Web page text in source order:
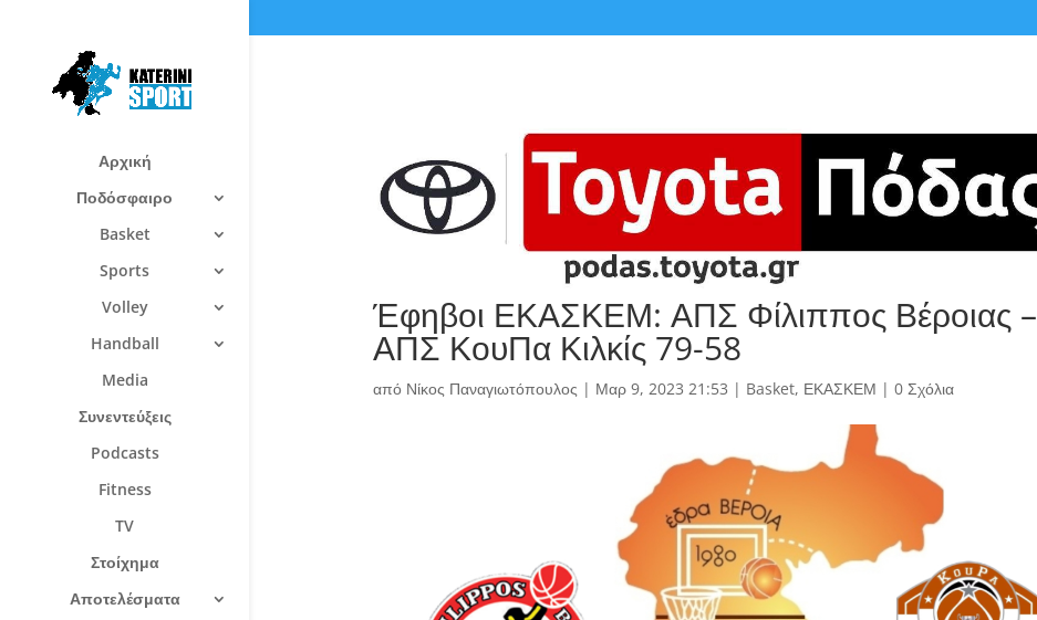
Αρχική
Ποδόσφαιρο
Basket
Sports
Volley
Handball
Media
Συνεντεύξεις
Podcasts
Fitness
TV
Στοίχημα
Αποτελέσματα
Έφηβοι ΕΚΑΣΚΕΜ: ΑΠΣ Φίλιππος Βέροιας –
ΑΠΣ ΚουΠα Κιλκίς 79-58
από Νίκος Παναγιωτόπουλος | Μαρ 9, 2023 21:53 | Basket, ΕΚΑΣΚΕΜ | 0 Σχόλια